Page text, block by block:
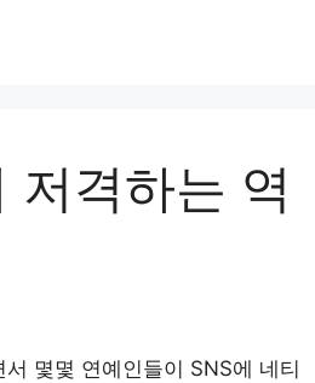
저격하는 역
몇몇 연예인들이 SNS에 네티